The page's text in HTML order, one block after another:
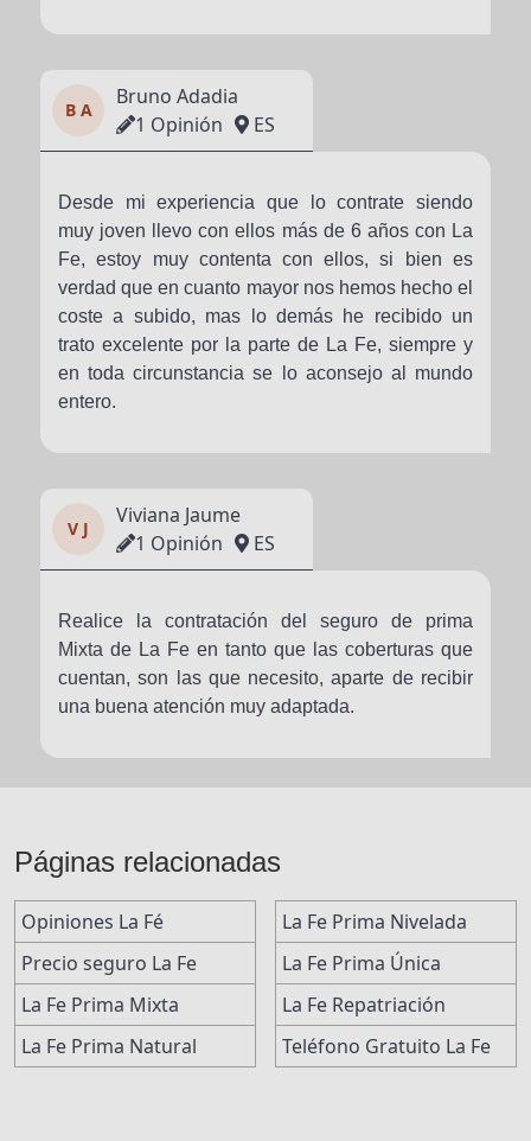
B A
Bruno Adadia
1 Opinión
ES
Desde mi experiencia que lo contrate siendo
muy joven llevo con ellos más de 6 años con La
Fe, estoy muy contenta con ellos, si bien es
verdad que en cuanto mayor nos hemos hecho el
coste a subido, mas lo demás he recibido un
trato excelente por la parte de La Fe, siempre y
en toda circunstancia se lo aconsejo al mundo
entero.
V J
Viviana Jaume
1 Opinión
ES
Realice la contratación del seguro de prima
Mixta de La Fe en tanto que las coberturas que
cuentan, son las que necesito, aparte de recibir
una buena atención muy adaptada.
Páginas relacionadas
Opiniones La Fé
Precio seguro La Fe
La Fe Prima Mixta
La Fe Prima Natural
La Fe Prima Nivelada
La Fe Prima Única
La Fe Repatriación
Teléfono Gratuito La Fe